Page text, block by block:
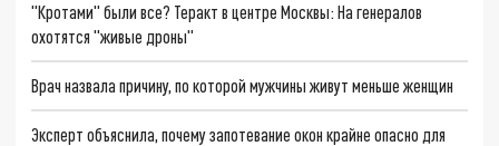
"Кротами" были все? Теракт в центре Москвы: На генералов
охотятся "живые дроны"
Врач назвала причину, по которой мужчины живут меньше женщин
Эксперт объяснила, почему запотевание окон крайне опасно для